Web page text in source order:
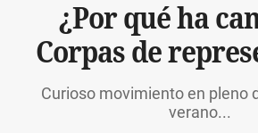
¿Por qué ha
Corpas de
Curioso movimiento en pleno
verano...